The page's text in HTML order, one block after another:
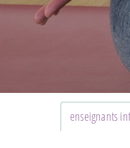
enseignants